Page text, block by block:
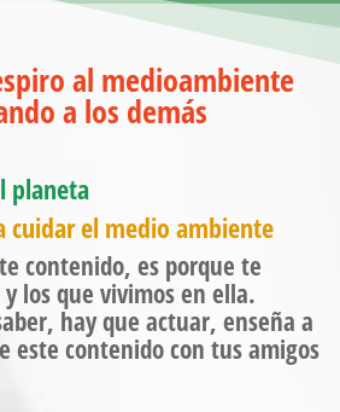
al medioambiente
a los demás
planeta
cuidar el medio ambiente
contenido, es porque te
los que vivimos en ella.
hay que actuar, enseña a
este contenido con tus amigos